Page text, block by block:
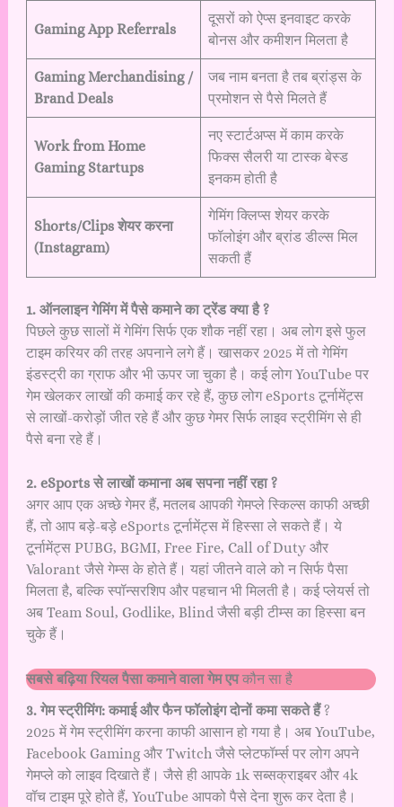
Gaming App Referrals
दूसरों को ऐप्स इनवाइट करके
बोनस और कमीशन मिलता है
Gaming Merchandising /
Brand Deals
जब नाम बनता है तब ब्रांड्स के
प्रमोशन से पैसे मिलते हैं
Work from Home
Gaming Startups
नए स्टार्टअप्स में काम करके
फिक्स सैलरी या टास्क बेस्ड
इनकम होती है
Shorts/Clips शेयर करना
(Instagram)
गेमिंग क्लिप्स शेयर करके
फॉलोइंग और ब्रांड डील्स मिल
सकती हैं
1. ऑनलाइन गेमिंग में पैसे कमाने का ट्रेंड क्या है ?
पिछले कुछ सालों में गेमिंग सिर्फ एक शौक नहीं रहा। अब लोग इसे फुल
टाइम करियर की तरह अपनाने लगे हैं। खासकर 2025 में तो गेमिंग
इंडस्ट्री का ग्राफ और भी ऊपर जा चुका है। कई लोग YouTube पर
गेम खेलकर लाखों की कमाई कर रहे हैं, कुछ लोग eSports टूर्नामेंट्स
से लाखों-करोड़ों जीत रहे हैं और कुछ गेमर सिर्फ लाइव स्ट्रीमिंग से ही
पैसे बना रहे हैं।
2. eSports से लाखों कमाना अब सपना नहीं रहा ?
अगर आप एक अच्छे गेमर हैं, मतलब आपकी गेमप्ले स्किल्स काफी अच्छी
हैं, तो आप बड़े-बड़े eSports टूर्नामेंट्स में हिस्सा ले सकते हैं। ये
टूर्नामेंट्स PUBG, BGMI, Free Fire, Call of Duty और
Valorant जैसे गेम्स के होते हैं। यहां जीतने वाले को न सिर्फ पैसा
मिलता है, बल्कि स्पॉन्सरशिप और पहचान भी मिलती है। कई प्लेयर्स तो
अब Team Soul, Godlike, Blind जैसी बड़ी टीम्स का हिस्सा बन
चुके हैं।
सबसे बढ़ियारियल पैसा कमाने वाला गेमएपकौन सा है
3. गेम स्ट्रीमिंग: कमाई और फैन फॉलोइंग दोनों कमा सकते हैं?
2025 में गेम स्ट्रीमिंग करना काफी आसान हो गया है। अब YouTube,
Facebook Gaming और Twitch जैसे प्लेटफॉर्म्स पर लोग अपने
गेमप्ले को लाइव दिखाते हैं। जैसे ही आपके 1k सब्सक्राइबर और 4k
वॉच टाइम पूरे होते हैं, YouTube आपको पैसे देना शुरू कर देता है।